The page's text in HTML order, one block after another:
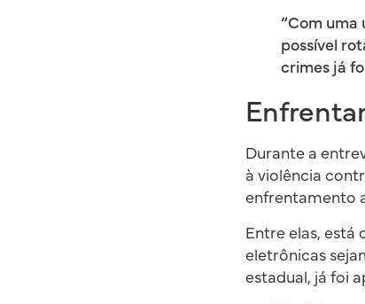
“Com uma
possível
crimes já
Durante a
à violência
enfrentamento
Entre elas, está
eletrônicas
estadual, já foi